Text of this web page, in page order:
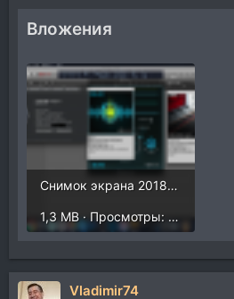
Вложения
Снимок экрана 2018-12-30 в 22.24.03.png
1,3 MB · Просмотры: 395
Vladimir74